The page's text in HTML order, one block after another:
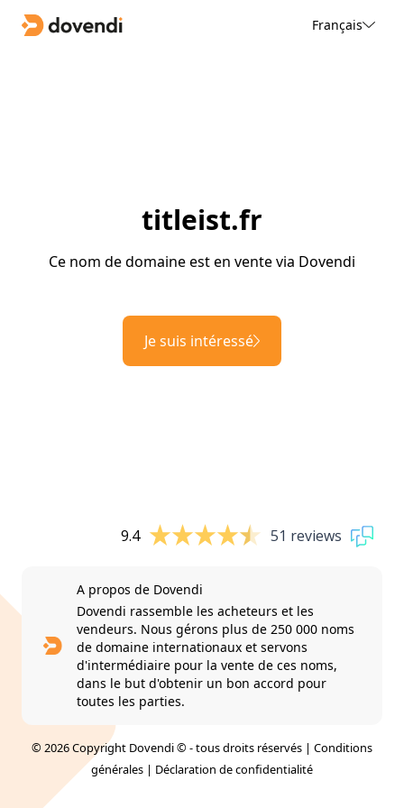
Français
titleist.fr
Ce nom de domaine est en vente via Dovendi
Je suis intéressé
9.4 51 reviews
A propos de Dovendi
Dovendi rassemble les acheteurs et les
vendeurs. Nous gérons plus de 250 000 noms
de domaine internationaux et servons
d'intermédiaire pour la vente de ces noms,
dans le but d'obtenir un bon accord pour
toutes les parties.
© 2026 Copyright Dovendi © - tous droits réservés | Conditions
générales | Déclaration de confidentialité